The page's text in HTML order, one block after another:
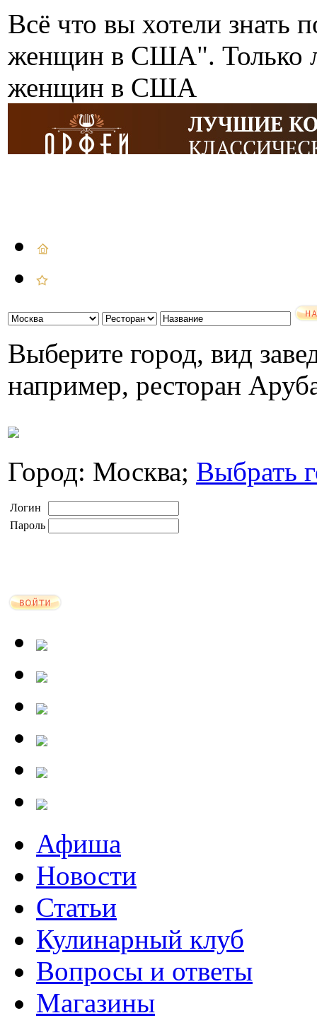
Всё что вы хотели знать
женщин в США". Только
женщин в США
Выберите город, вид
например, ресторан
Город: Москва; Выбрать
Логин
Пароль
Афиша
Новости
Статьи
Кулинарный клуб
Вопросы и ответы
Магазины